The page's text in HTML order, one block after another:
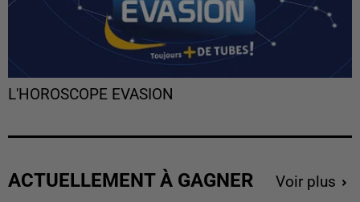
L'HOROSCOPE EVASION
ACTUELLEMENT À GAGNER Voir plus